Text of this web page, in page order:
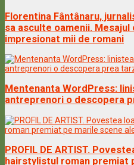
Florentina Fântânaru,
sa asculte oamenii.
impresionat mii de romani
Mentenanta WordPress:
antreprenori o descopera
PROFIL DE ARTIST.
hairstylistul roman premiat